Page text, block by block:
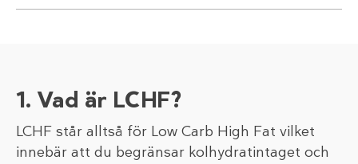
1. Vad är LCHF?
LCHF står alltså för Low Carb High Fat vilket
innebär att du begränsar kolhydratintaget och